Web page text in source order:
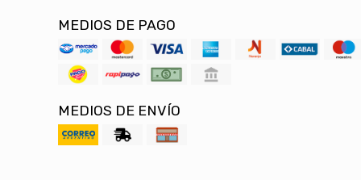
MEDIOS DE PAGO
MEDIOS DE ENVÍO